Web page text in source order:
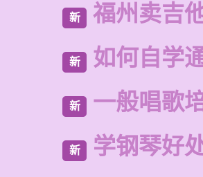
新 福州卖吉
新 如何自学
新 一般唱歌
新 学钢琴好